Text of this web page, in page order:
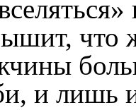
и лишь